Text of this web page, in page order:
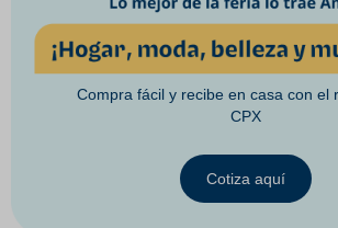
Compra fácil y recibe en casa con el
CPX
Cotiza aquí